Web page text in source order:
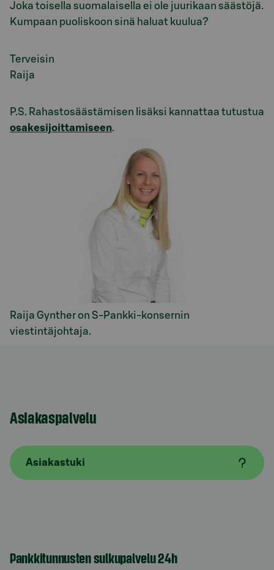
Joka toisella suomalaisella ei ole juurikaan säästöjä.
Kumpaan puoliskoon sinä haluat kuulua?
Terveisin
Raija
P.S. Rahastosäästämisen lisäksi kannattaa tutustua
osakesijoittamiseen.
Raija Gynther on S-Pankki-konsernin
viestintäjohtaja.
Asiakaspalvelu
Asiakastuki
Pankkitunnusten sulkupalvelu 24h